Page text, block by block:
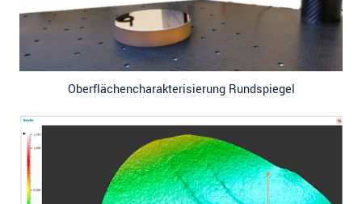
Oberflächencharakterisierung Rundspiegel